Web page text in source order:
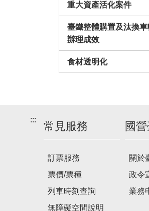
重大資產活化案件
臺鐵整體購置及汰換
辦理成效
食材透明化
:::
常見服務
訂票服務
票價/票種
列車時刻查詢
無障礙空間說明
國
關於
政令
業務